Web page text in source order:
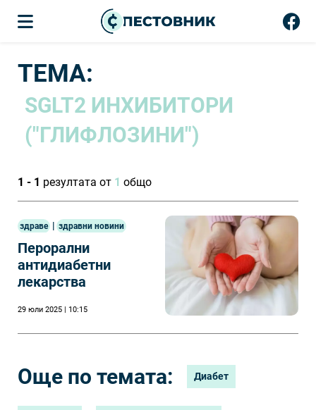
ТЕМА:
SGLT2 ИНХИБИТОРИ
("ГЛИФЛОЗИНИ")
1 - 1 резултата от 1 общо
здраве | здравни новини
Перорални
антидиабетни
лекарства
29 юли 2025 | 10:15
Още по темата: Диабет